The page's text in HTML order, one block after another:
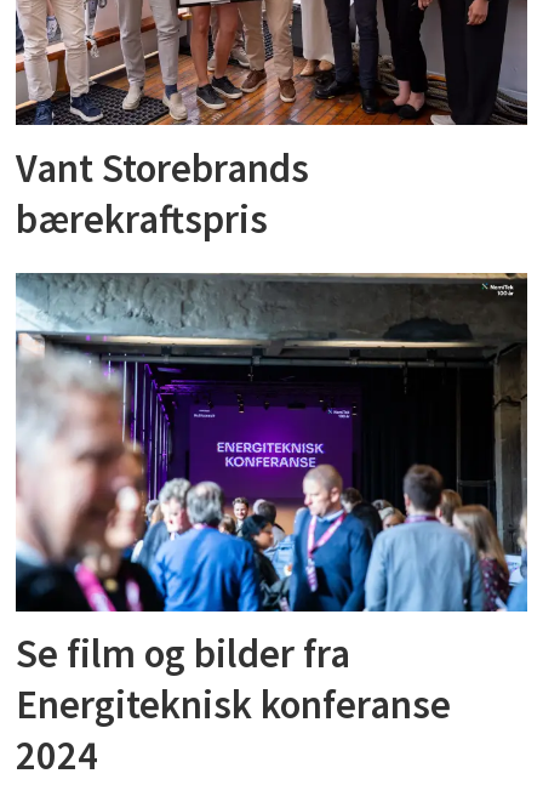
Vant Storebrands
bærekraftspris
Se film og bilder fra
Energiteknisk konferanse
2024